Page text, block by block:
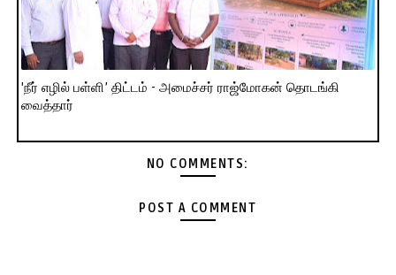
'நீர் எழில் பள்ளி’ திட்டம் - அமைச்சர் ராஜ்மோகன் தொடங்கி
வைத்தார்
NO COMMENTS:
POST A COMMENT